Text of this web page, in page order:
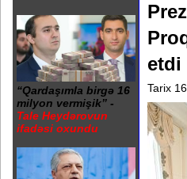
“Qardaşımla birgə 16
milyon vermişik” -
Tale Heydərovun
ifadəsi oxundu
etdi
Tarix